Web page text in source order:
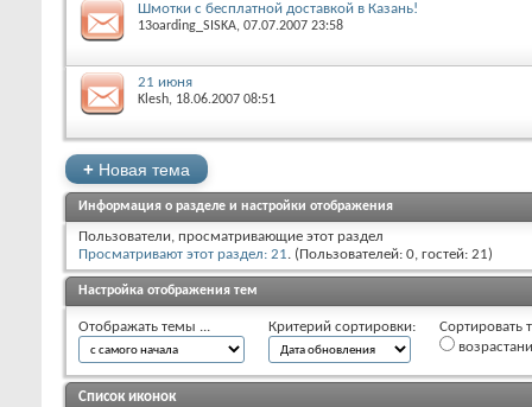
Шмотки с бесплатной доставкой в Казань!
13oarding_SISKA‎, 07.07.2007 23:58
21 июня
Klesh‎, 18.06.2007 08:51
+ Новая тема
Информация о разделе и настройки отображения
Пользователи, просматривающие этот раздел
Просматривают этот раздел: 21. (Пользователей: 0, гостей: 21)
Настройка отображения тем
Отображать темы ... Критерий сортировки:
Сортировать
Список иконок